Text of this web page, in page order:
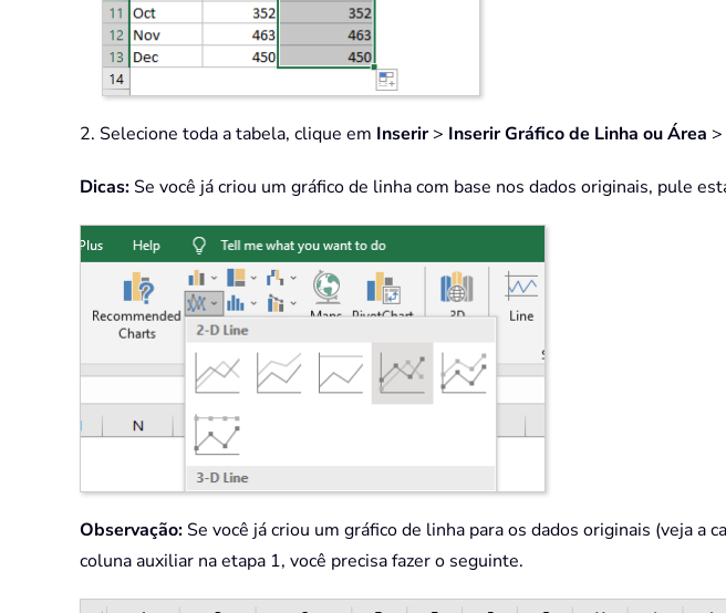
2. Selecione toda a tabela, clique em Inserir> Inserir Gráfico de Linha ou Área >
Dicas: Se você já criou um gráfico de linha com base nos dados originais, pule
Observação: Se você já criou um gráfico de linha para os dados originais (veja
coluna auxiliar na etapa 1, você precisa fazer o seguinte.